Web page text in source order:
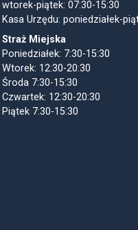
wtorek-piątek: 07:30-15:30
Kasa Urzędu: poniedziałek-
Straż Miejska
Poniedziałek: 7:30-15:30
Wtorek: 12:30-20:30
Środa 7:30-15:30
Czwartek: 12:30-20:30
Piątek 7:30-15:30